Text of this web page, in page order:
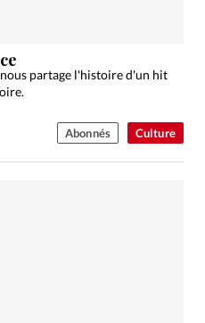
Culture
partage l'histoire d'un hit
Abonnés